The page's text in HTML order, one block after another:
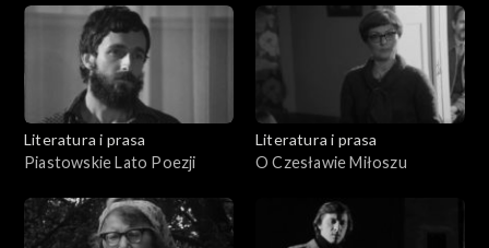
Literatura i prasa
Piastowskie Lato Poezji
Literatura i prasa
O Czesławie Miłoszu